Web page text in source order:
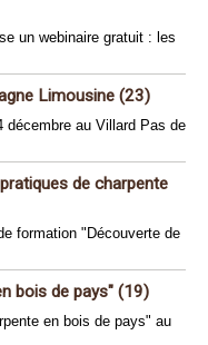
un webinaire gratuit : les
Limousine (23)
décembre au Villard Pas de
de charpente
formation "Découverte de
bois de pays" (19)
en bois de pays" au